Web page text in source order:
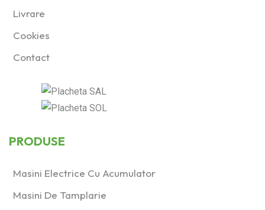
Livrare
Cookies
Contact
PRODUSE
Masini Electrice Cu Acumulator
Masini De Tamplarie